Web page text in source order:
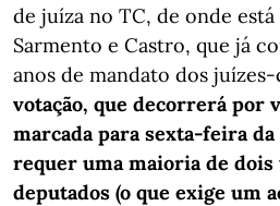
de juíza no TC, de onde
Sarmento e Castro, que já
anos de mandato dos
votação, que decorrerá por
marcada para sexta-feira
requer uma maioria de dois
deputados (o que exige um